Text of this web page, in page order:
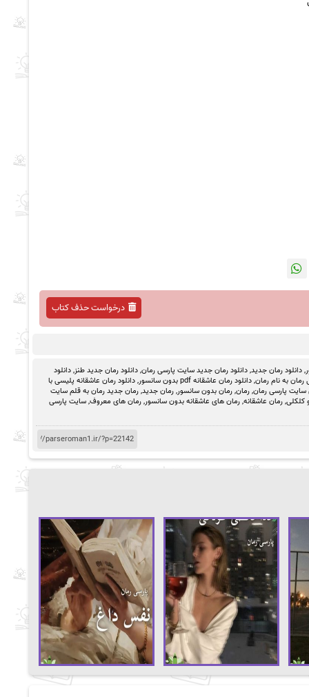
درخواست حذف کتاب
,دانلود رمان جدید,دانلود رمان جدید سایت پارسی رمان,دانلود رمان جدید طنز,دانلود
رمان به نام رمان,دانلود رمان عاشقانه pdf بدون سانسور ,دانلود رمان عاشقانه پلیسی با
سایت پارسی رمان,رمان,رمان بدون سانسور,رمان جدید,رمان جدید رمان به قلم سایت
کلکلی,رمان عاشقانه,رمان های عاشقانه بدون سانسور,رمان های معروف,سایت پارسی